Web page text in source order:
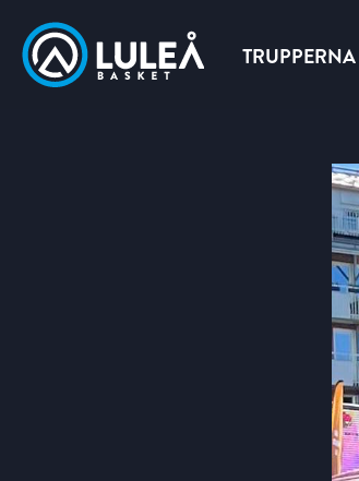
TRUPPERNA